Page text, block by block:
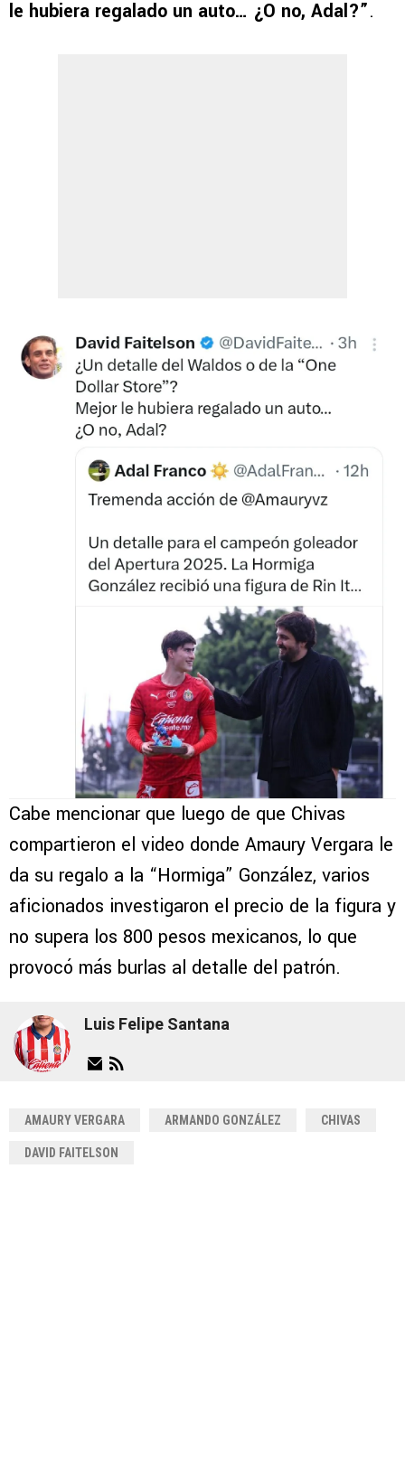
le hubiera regalado un auto… ¿O no, Adal?”.
Cabe mencionar que luego de que Chivas
compartieron el video donde Amaury Vergara le
da su regalo a la “Hormiga” González, varios
aficionados investigaron el precio de la figura y
no supera los 800 pesos mexicanos, lo que
provocó más burlas al detalle del patrón.
Luis Felipe Santana
AMAURY VERGARA ARMANDO GONZÁLEZ CHIVAS
DAVID FAITELSON